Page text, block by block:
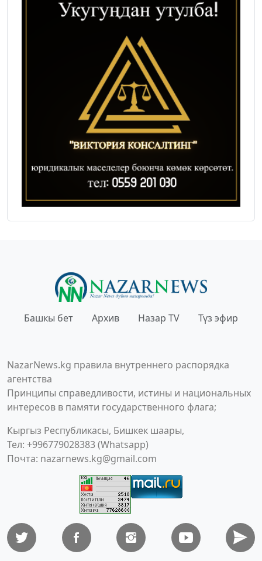
Башкы бет Архив Назар TV Түз эфир
NazarNews.kg правила внутреннего распорядка
агентства
Принципы справедливости, истины и национальных
интересов в памяти государственного флага;
Кыргыз Республикасы, Бишкек шаары,
Тел: +996779028383 (Whatsapp)
Почта: nazarnews.kg@gmail.com